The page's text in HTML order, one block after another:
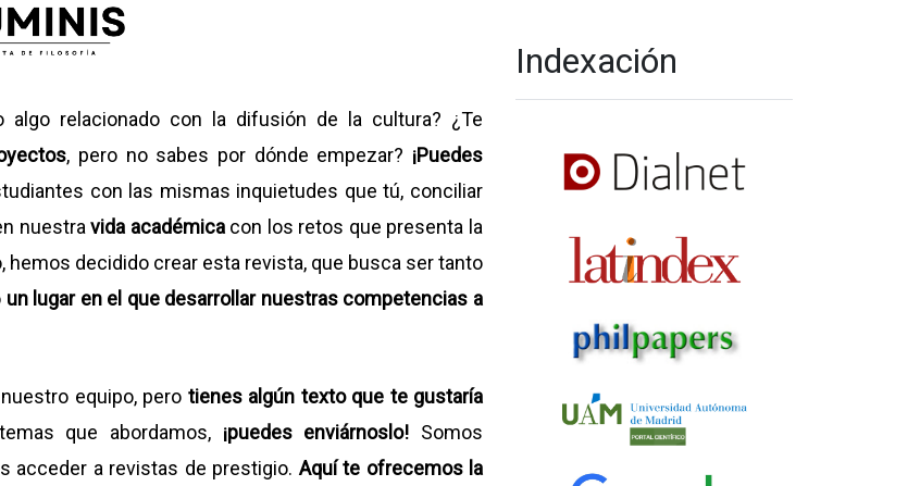
algo relacionado con la difusión de la cultura? ¿Te
, pero no sabes por dónde empezar? ¡Puedes
con las mismas inquietudes que tú, conciliar
nuestravida académicacon los retos que presenta la
hemos decidido crear esta revista, que busca ser tanto
un lugar en el que desarrollar nuestras competencias a
equipo, pero tienes algún texto que te gustaría
que abordamos, ¡puedes enviárnoslo! Somos
acceder a revistas de prestigio. Aquí te ofrecemos la
Indexación